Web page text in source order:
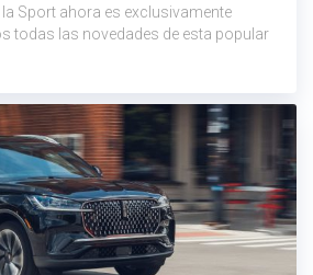
Sport ahora es exclusivamente
todas las novedades de esta popular